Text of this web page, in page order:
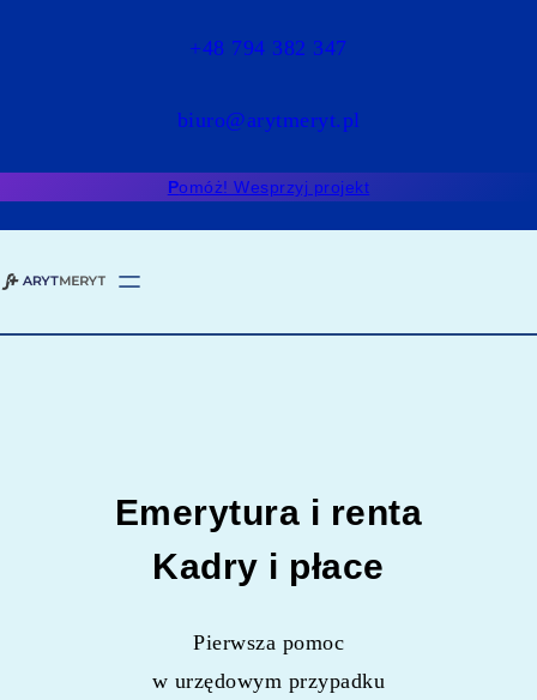
+48 794 382 347
biuro@arytmeryt.pl
Pomóż! Wesprzyj projekt
Emerytura i renta
Kadry i płace
Pierwsza pomoc
w urzędowym przypadku